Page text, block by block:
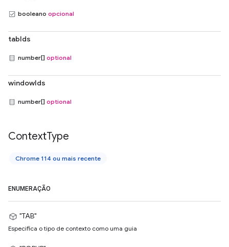
booleano opcional
tabIds
number[] optional
windowIds
number[] optional
ContextType
Chrome 114 ou mais recente
ENUMERAÇÃO
"TAB"
Especifica o tipo de contexto como uma guia